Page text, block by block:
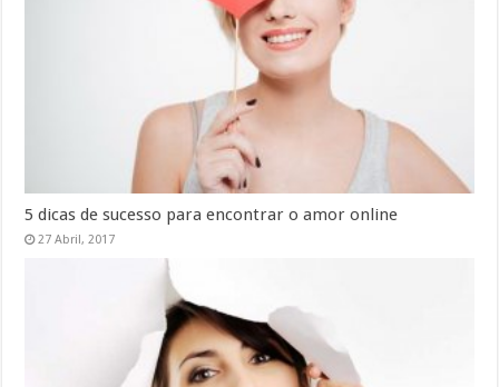
5 dicas de sucesso para encontrar o amor online
27 Abril, 2017